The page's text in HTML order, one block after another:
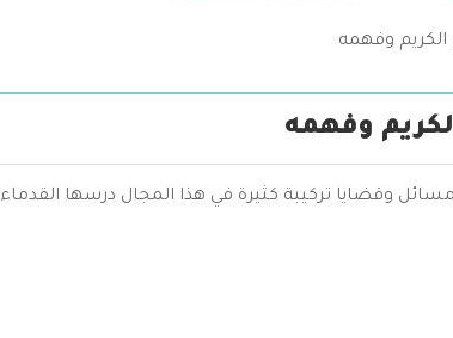
وفهمه
وفهمه
وقضايا تركيبة كثيرة في هذا المجال درسها القدماء